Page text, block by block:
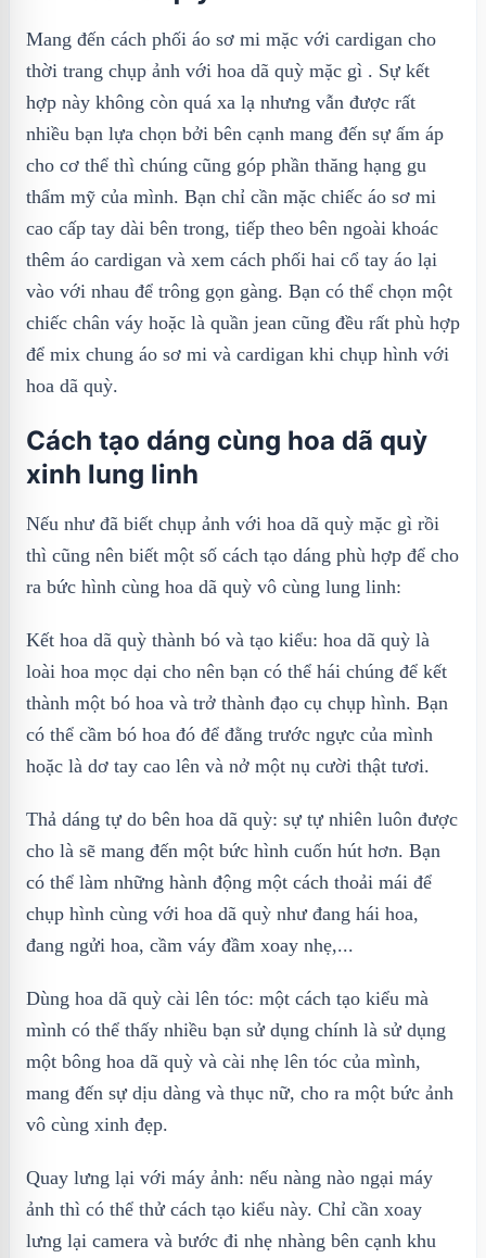
Mang đến cách phối áo sơ mi mặc với cardigan cho
thời trang chụp ảnh với hoa dã quỳ mặc gì . Sự kết
hợp này không còn quá xa lạ nhưng vẫn được rất
nhiều bạn lựa chọn bởi bên cạnh mang đến sự ấm áp
cho cơ thể thì chúng cũng góp phần thăng hạng gu
thẩm mỹ của mình. Bạn chỉ cần mặc chiếc áo sơ mi
cao cấp tay dài bên trong, tiếp theo bên ngoài khoác
thêm áo cardigan và xem cách phối hai cổ tay áo lại
vào với nhau để trông gọn gàng. Bạn có thể chọn một
chiếc chân váy hoặc là quần jean cũng đều rất phù hợp
để mix chung áo sơ mi và cardigan khi chụp hình với
hoa dã quỳ.
Cách tạo dáng cùng hoa dã quỳ
xinh lung linh
Nếu như đã biết chụp ảnh với hoa dã quỳ mặc gì rồi
thì cũng nên biết một số cách tạo dáng phù hợp để cho
ra bức hình cùng hoa dã quỳ vô cùng lung linh:
Kết hoa dã quỳ thành bó và tạo kiểu: hoa dã quỳ là
loài hoa mọc dại cho nên bạn có thể hái chúng để kết
thành một bó hoa và trở thành đạo cụ chụp hình. Bạn
có thể cầm bó hoa đó để đằng trước ngực của mình
hoặc là dơ tay cao lên và nở một nụ cười thật tươi.
Thả dáng tự do bên hoa dã quỳ: sự tự nhiên luôn được
cho là sẽ mang đến một bức hình cuốn hút hơn. Bạn
có thể làm những hành động một cách thoải mái để
chụp hình cùng với hoa dã quỳ như đang hái hoa,
đang ngửi hoa, cầm váy đầm xoay nhẹ,...
Dùng hoa dã quỳ cài lên tóc: một cách tạo kiểu mà
mình có thể thấy nhiều bạn sử dụng chính là sử dụng
một bông hoa dã quỳ và cài nhẹ lên tóc của mình,
mang đến sự dịu dàng và thục nữ, cho ra một bức ảnh
vô cùng xinh đẹp.
Quay lưng lại với máy ảnh: nếu nàng nào ngại máy
ảnh thì có thể thử cách tạo kiểu này. Chỉ cần xoay
lưng lại camera và bước đi nhẹ nhàng bên cạnh khu